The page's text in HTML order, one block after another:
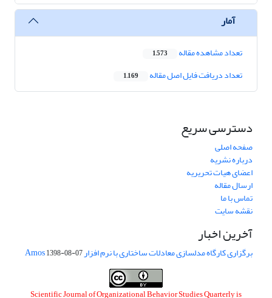
آمار
تعداد مشاهده مقاله 1,573
تعداد دریافت فایل اصل مقاله 1,169
دسترسی سریع
صفحه اصلی
درباره نشریه
اعضای هیات تحریریه
ارسال مقاله
تماس با ما
نقشه سایت
آخرین اخبار
برگزاری کارگاه مدلسازی معادلات ساختاری با نرم افزار Amos1398-08-07
Scientific Journal of Organizational Behavior Studies Quarterly is